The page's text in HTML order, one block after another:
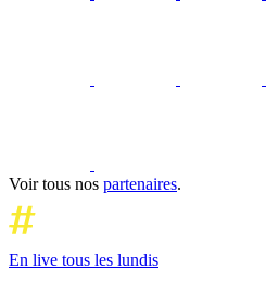
Voir tous nos partenaires.
En live tous les lundis